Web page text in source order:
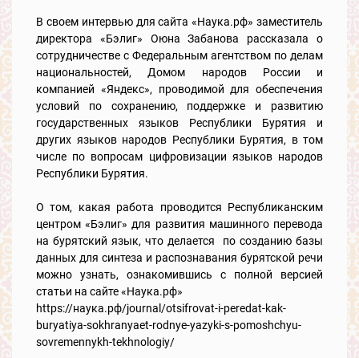
В своем интервью для сайта «Наука.рф» заместитель
директора «Бэлиг» Оюна Забанова рассказала о
сотрудничестве с Федеральным агентством по делам
национальностей, Домом народов России и
компанией «Яндекс», проводимой для обеспечения
условий по сохранению, поддержке и развитию
государственных языков Республики Бурятия и
других языков народов Республики Бурятия, в том
числе по вопросам цифровизации языков народов
Республики Бурятия.
О том, какая работа проводится Республиканским
центром «Бэлиг» для развития машинного перевода
на бурятский язык, что делается по созданию базы
данных для синтеза и распознавания бурятской речи
можно узнать, ознакомившись с полной версией
статьи на сайте «Наука.рф»
https://наука.рф/journal/otsifrovat-i-peredat-kak-
buryatiya-sokhranyaet-rodnye-yazyki-s-pomoshchyu-
sovremennykh-tekhnologiy/